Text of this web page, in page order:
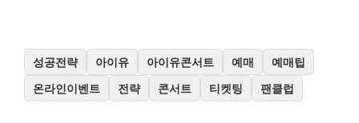
성공전략 아이유 아이유콘서트 예매
예매팁
온라인이벤트
전략 콘서트 티켓팅 팬클럽